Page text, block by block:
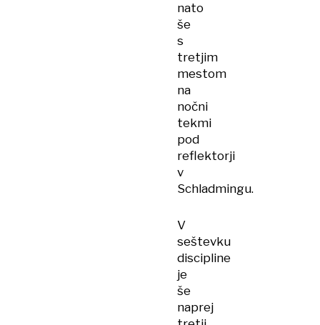
nato
še
s
tretjim
mestom
na
nočni
tekmi
pod
reflektorji
v
Schladmingu.
V
seštevku
discipline
je
še
naprej